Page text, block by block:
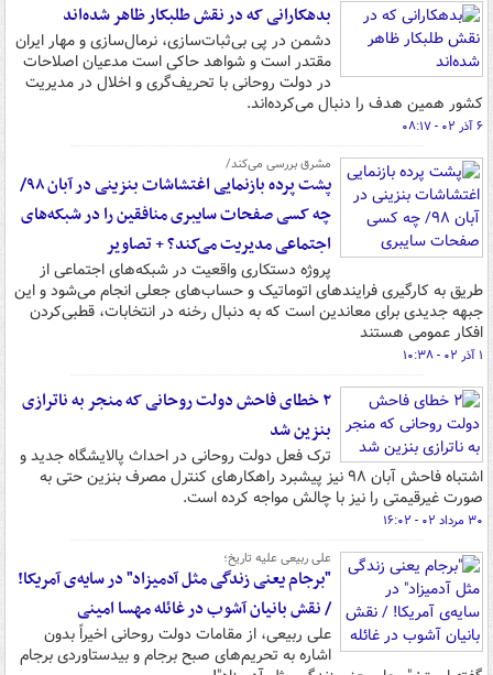
بدهکارانی که در نقش طلبکار ظاهر شده‌اند
دشمن در پی بی‌ثبات‌سازی، نرمال‌سازی و مهار ایران
مقتدر است و شواهد حاکی است مدعیان اصلاحات
در دولت روحانی با تحریف‌گری و اخلال در مدیریت
کشور همین هدف را دنبال می‌کرده‌اند.
۶ آذر ۰۲ - ۰۸:۱۷
مشرق بررسی می‌کند/
پشت پرده بازنمایی اغتشاشات بنزینی در آبان ۹۸/
چه کسی صفحات سایبری منافقین را در شبکه‌های
اجتماعی مدیریت می‌کند؟ + تصاویر
پروژه دستکاری واقعیت در شبکه‌های اجتماعی از
طریق به کارگیری فرایندهای اتوماتیک و حساب‌های جعلی انجام می‌شود و این
جبهه جدیدی برای معاندین است که به دنبال رخنه در انتخابات، قطبی‌کردن
افکار عمومی هستند
۱ آذر ۰۲ - ۱۰:۳۸
۲ خطای فاحش دولت روحانی که منجر به ناترازی
بنزین شد
ترک فعل دولت روحانی در احداث پالایشگاه جدید و
اشتباه فاحش آبان ۹۸ نیز پیشبرد راهکارهای کنترل مصرف بنزین حتی به
صورت غیرقیمتی را نیز با چالش مواجه کرده است.
۳۰ مرداد ۰۲ - ۱۶:۰۲
علی ربیعی علیه تاریخ؛
"برجام یعنی زندگی مثل آدمیزاد" در سایه‌ی آمریکا!
/ نقش بانیان آشوب در غائله مهسا امینی
علی ربیعی، از مقامات دولت روحانی اخیراً بدون
اشاره به تحریم‌های صبح برجام و بیدستاوردی برجام